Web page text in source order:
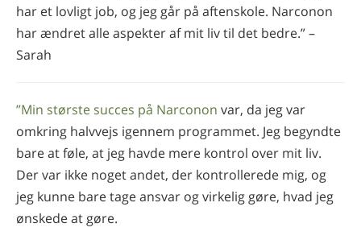
har et lovligt job, og jeg går på aftenskole. Narconon
har ændret alle aspekter af mit liv til det bedre.” –
Sarah
”Min største succes på Narconon var, da jeg var
omkring halvvejs igennem programmet. Jeg begyndte
bare at føle, at jeg havde mere kontrol over mit liv.
Der var ikke noget andet, der kontrollerede mig, og
jeg kunne bare tage ansvar og virkelig gøre, hvad jeg
ønskede at gøre.